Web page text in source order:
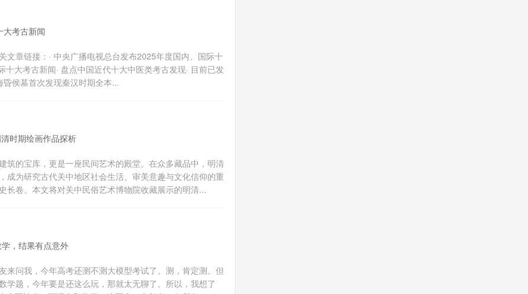
大考古新闻
章链接：· 中央广播电视总台发布2025年度国内、国际十
大考古新闻· 盘点中国近代十大中医类考古发现· 目前已发
侯墓首次发现秦汉时期全本...
时期绘画作品探析
的宝库，更是一座民间艺术的殿堂。在众多藏品中，明清
成为研究古代关中地区社会生活、审美意趣与文化信仰的重
长卷。本文将对关中民俗艺术博物院收藏展示的明清...
，结果有点意外
问我，今年高考还测不测大模型考试了。测，肯定测。但
题，今年要是还这么玩，那就太无聊了。所以，我想了